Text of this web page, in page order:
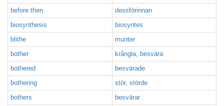
before then
dessförinnan
biosynthesis
biosyntes
blithe
munter
bother
krångla, besvära
bothered
besvärade
bothering
stör, störde
bothers
besvärar